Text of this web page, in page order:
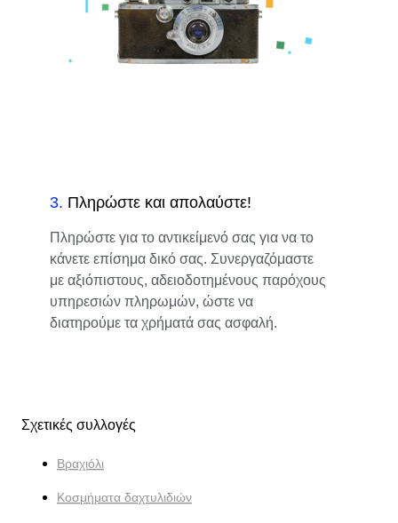
3. Πληρώστε και απολαύστε!
Πληρώστε για το αντικείμενό σας για να το
κάνετε επίσημα δικό σας. Συνεργαζόμαστε
με αξιόπιστους, αδειοδοτημένους παρόχους
υπηρεσιών πληρωμών, ώστε να
διατηρούμε τα χρήματά σας ασφαλή.
Σχετικές συλλογές
Βραχιόλι
Κοσμήματα δαχτυλιδιών